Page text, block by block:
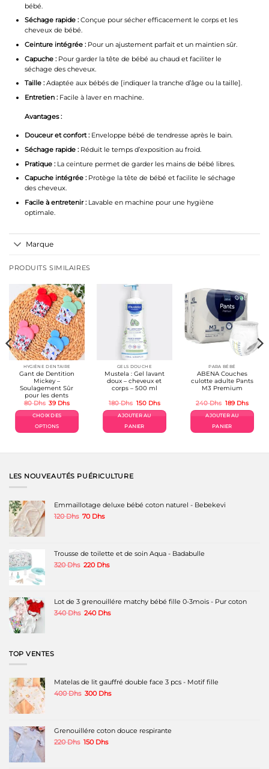
bébé.
Séchage rapide :Conçue pour sécher efficacement le corps et les
cheveux de bébé.
Ceinture intégrée :Pour un ajustement parfait et un maintien sûr.
Capuche :Pour garder la tête de bébé au chaud et faciliter le
séchage des cheveux.
Taille :Adaptée aux bébés de [indiquer la tranche d’âge ou la taille].
Entretien :Facile à laver en machine.
Avantages :
Douceur et confort :Enveloppe bébé de tendresse après le bain.
Séchage rapide :Réduit le temps d’exposition au froid.
Pratique :La ceinture permet de garder les mains de bébé libres.
Capuche intégrée :Protège la tête de bébé et facilite le séchage
des cheveux.
Facile à entretenir :Lavable en machine pour une hygiène
optimale.
Marque
PRODUITS SIMILAIRES
HYGIÈNE DENTAIRE
Gant de Dentition
Mickey –
Soulagement Sûr
pour les dents
80Dhs Le
initial
était :
80 Dhs.
39 DhsLe
actuel
CHOIX DES
OPTIONS
variations.
être
choisies
produit
GELS DOUCHE
Mustela : Gel lavant
doux – cheveux et
corps – 500 ml
180Dhs Le
initial
était :
180 Dhs.
150 DhsLe
actuel
AJOUTER AU
PANIER
PARA BÉBÉ
ABENA Couches
culotte adulte Pants
M3 Premium
240Dhs Le
initial
était :
240 Dhs.
189 DhsLe
actuel
AJOUTER AU
PANIER
LES NOUVEAUTÉS PUÉRICULTURE
Emmaillotage deluxe bébé coton naturel - Bebekevi
120Dhs Le
120 Dhs.
70 DhsLe
70 Dhs.
Trousse de toilette et de soin Aqua - Badabulle
320Dhs Le
320 Dhs.
220 DhsLe
220 Dhs.
Lot de 3 grenouillére matchy bébé fille 0-3mois - Pur coton
340Dhs Le
240 DhsLe
TOP VENTES
Matelas de lit gauffré double face 3 pcs - Motif fille
400Dhs Le
400 Dhs.
300 DhsLe
300 Dhs.
Grenouillére coton douce respirante
220Dhs Le
150 DhsLe